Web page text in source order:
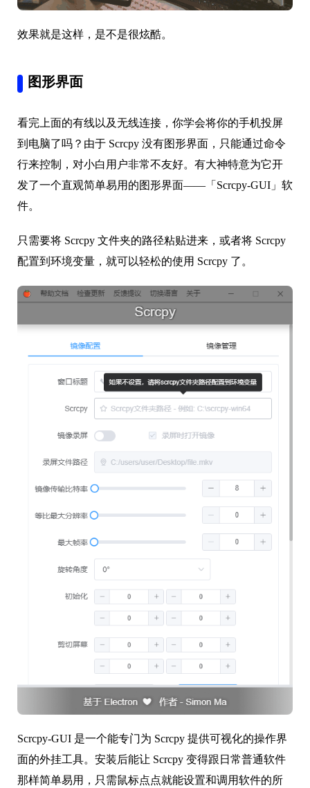
效果就是这样，是不是很炫酷。
图形界面
看完上面的有线以及无线连接，你学会将你的手机投屏
到电脑了吗？由于 Scrcpy 没有图形界面，只能通过命令
行来控制，对小白用户非常不友好。有大神特意为它开
发了一个直观简单易用的图形界面——「Scrcpy-GUI」软
件。
只需要将 Scrcpy 文件夹的路径粘贴进来，或者将 Scrcpy
配置到环境变量，就可以轻松的使用 Scrcpy 了。
Scrcpy-GUI 是一个能专门为 Scrcpy 提供可视化的操作界
面的外挂工具。安装后能让 Scrcpy 变得跟日常普通软件
那样简单易用，只需鼠标点点就能设置和调用软件的所